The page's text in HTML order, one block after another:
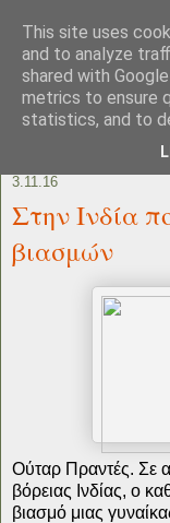
3.11.16
Στην Ινδία
βιασμών
Ούταρ Πραντές. Σε
βόρειας Ινδίας, ο
βιασμό μιας
This site uses
and to analyze
shared with
metrics to ensure
statistics, and to